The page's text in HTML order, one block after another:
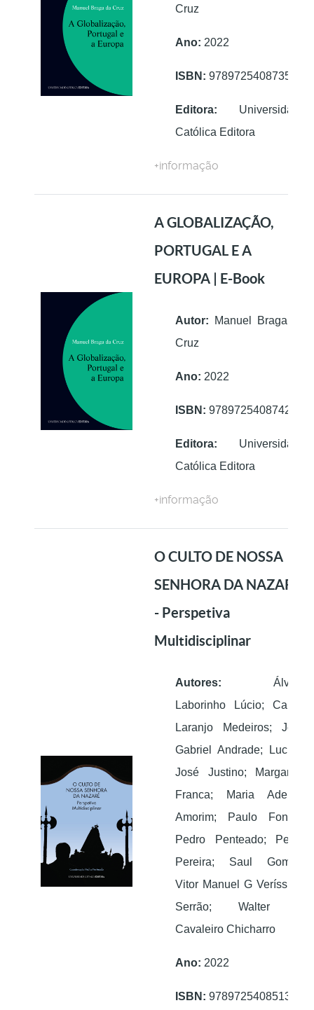
Cruz
Ano: 2022
ISBN: 9789725408735
Editora: Universidade
Católica Editora
+informação
A GLOBALIZAÇÃO,
PORTUGAL E A
EUROPA | E-Book
Autor: Manuel Braga da
Cruz
Ano: 2022
ISBN: 9789725408742
Editora: Universidade
Católica Editora
+informação
O CULTO DE NOSSA
SENHORA DA NAZARÉ
- Perspetiva
Multidisciplinar
Autores: Álvaro
Laborinho Lúcio; Carlos
Laranjo Medeiros; José
Gabriel Andrade; Lucília-
José Justino; Margarida
Franca; Maria Adelina
Amorim; Paulo Fontes;
Pedro Penteado; Pedro
Pereira; Saul Gomes;
Vitor Manuel G Veríssimo
Serrão; Walter M
Cavaleiro Chicharro
Ano: 2022
ISBN: 9789725408513